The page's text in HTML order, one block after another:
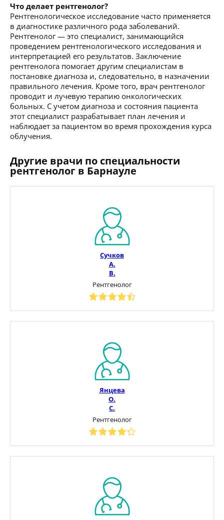
Что делает рентгенолог?
Рентгенологическое исследование часто применяется
в диагностике различного рода заболеваний.
Рентгенолог — это специалист, занимающийся
проведением рентгенологического исследования и
интерпретацией его результатов. Заключение
рентгенолога помогает другим специалистам в
постановке диагноза и, следовательно, в назначении
правильного лечения. Кроме того, врач рентгенолог
проводит и лучевую терапию онкологических
больных. С учетом диагноза и состояния пациента
этот специалист разрабатывает план лечения и
наблюдает за пациентом во время прохождения курса
облучения.
Другие врачи по специальности
рентгенолог в Барнауле
Сучков
А.
В.
Рентгенолог
Янцева
О.
С.
Рентгенолог